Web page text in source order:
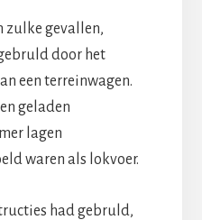
zulke gevallen,
door het
een terreinwagen.
geladen
lagen
waren als lokvoer.
had gebruld,